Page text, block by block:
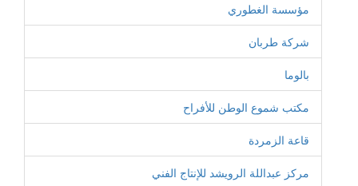
مؤسسة الغطوري
شركة طربان
بالوما
مكتب شموع الوطن للأفراح
قاعة الزمردة
مركز عبداللة الرويشد للإنتاج الفني